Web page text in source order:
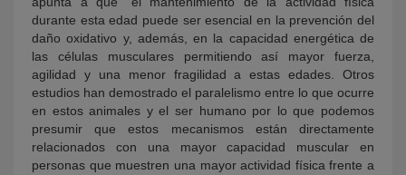
durante esta edad puede ser esencial en la prevención del
daño oxidativo y, además, en la capacidad energética de
las células musculares permitiendo así mayor fuerza,
agilidad y una menor fragilidad a estas edades. Otros
estudios han demostrado el paralelismo entre lo que ocurre
en estos animales y el ser humano por lo que podemos
presumir que estos mecanismos están directamente
relacionados con una mayor capacidad muscular en
personas que muestren una mayor actividad física frente a